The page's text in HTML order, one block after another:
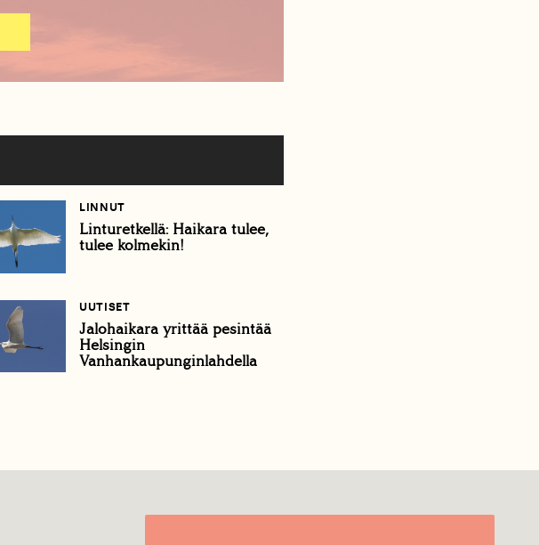
LINNUT
Linturetkellä: Haikara tulee,
tulee kolmekin!
UUTISET
Jalohaikara yrittää pesintää
Helsingin
Vanhankaupunginlahdella